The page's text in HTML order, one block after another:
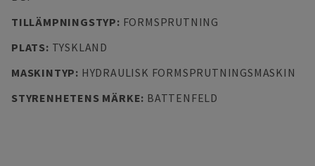
TILLÄMPNINGSTYP: FORMSPRUTNING
PLATS: TYSKLAND
MASKINTYP: HYDRAULISK FORMSPRUTNINGSMASKIN
STYRENHETENS MÄRKE: BATTENFELD